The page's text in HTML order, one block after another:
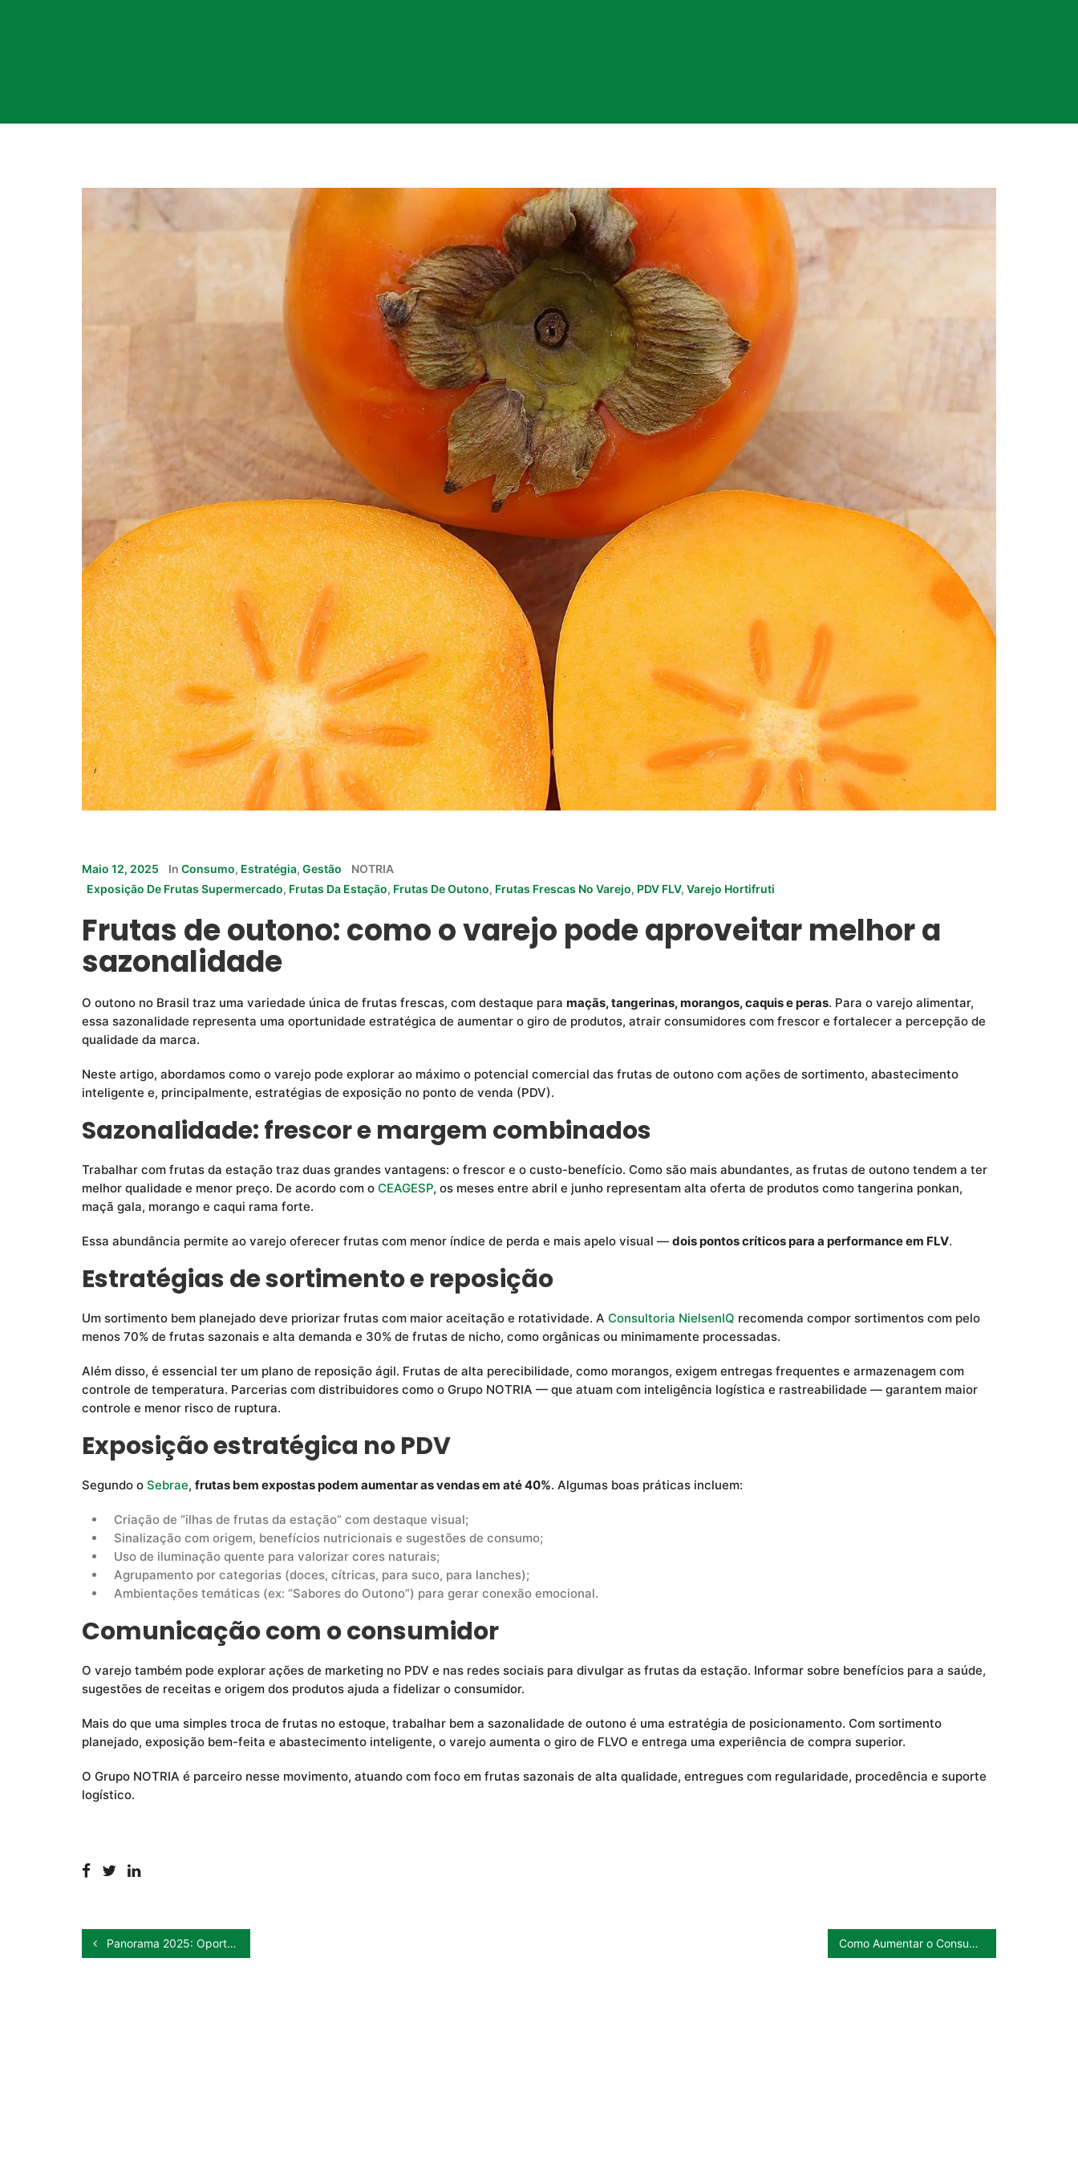
Maio 12, 2025 In Consumo, Estratégia, Gestão
NOTRIA
Exposição De Frutas Supermercado, Frutas Da Estação, Frutas De Outono, Frutas Frescas No Varejo, PDV FLV, Varejo Hortifruti
Frutas de outono: como o varejo pode aproveitar melhor a
sazonalidade
O outono no Brasil traz uma variedade única de frutas frescas, com destaque para maçãs, tangerinas, morangos, caquis e peras. Para o varejo alimentar,
essa sazonalidade representa uma oportunidade estratégica de aumentar o giro de produtos, atrair consumidores com frescor e fortalecer a percepção de
qualidade da marca.
Neste artigo, abordamos como o varejo pode explorar ao máximo o potencial comercial das frutas de outono com ações de sortimento, abastecimento
inteligente e, principalmente, estratégias de exposição no ponto de venda (PDV).
Sazonalidade: frescor e margem combinados
Trabalhar com frutas da estação traz duas grandes vantagens: o frescor e o custo-benefício. Como são mais abundantes, as frutas de outono tendem a ter
melhor qualidade e menor preço. De acordo com o CEAGESP, os meses entre abril e junho representam alta oferta de produtos como tangerina ponkan,
maçã gala, morango e caqui rama forte.
Essa abundância permite ao varejo oferecer frutas com menor índice de perda e mais apelo visual — dois pontos críticos para a performance em FLV.
Estratégias de sortimento e reposição
Um sortimento bem planejado deve priorizar frutas com maior aceitação e rotatividade. A Consultoria NielsenIQ recomenda compor sortimentos com pelo
menos 70% de frutas sazonais e alta demanda e 30% de frutas de nicho, como orgânicas ou minimamente processadas.
Além disso, é essencial ter um plano de reposição ágil. Frutas de alta perecibilidade, como morangos, exigem entregas frequentes e armazenagem com
controle de temperatura. Parcerias com distribuidores como o Grupo NOTRIA — que atuam com inteligência logística e rastreabilidade — garantem maior
controle e menor risco de ruptura.
Exposição estratégica no PDV
Segundo o Sebrae, frutas bem expostas podem aumentar as vendas em até 40%. Algumas boas práticas incluem:
Criação de “ilhas de frutas da estação” com destaque visual;
Sinalização com origem, benefícios nutricionais e sugestões de consumo;
Uso de iluminação quente para valorizar cores naturais;
Agrupamento por categorias (doces, cítricas, para suco, para lanches);
Ambientações temáticas (ex: “Sabores do Outono”) para gerar conexão emocional.
Comunicação com o consumidor
O varejo também pode explorar ações de marketing no PDV e nas redes sociais para divulgar as frutas da estação. Informar sobre benefícios para a saúde,
sugestões de receitas e origem dos produtos ajuda a fidelizar o consumidor.
Mais do que uma simples troca de frutas no estoque, trabalhar bem a sazonalidade de outono é uma estratégia de posicionamento. Com sortimento
planejado, exposição bem-feita e abastecimento inteligente, o varejo aumenta o giro de FLVO e entrega uma experiência de compra superior.
O Grupo NOTRIA é parceiro nesse movimento, atuando com foco em frutas sazonais de alta qualidade, entregues com regularidade, procedência e suporte
logístico.
Panorama 2025: Oportunidades para o mercado de Frutas Frescas no Brasil Como Aumentar o Consumo de Frutas no Brasil?